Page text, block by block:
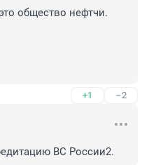
общество нефтчи.
+1 –2
ВС России2.